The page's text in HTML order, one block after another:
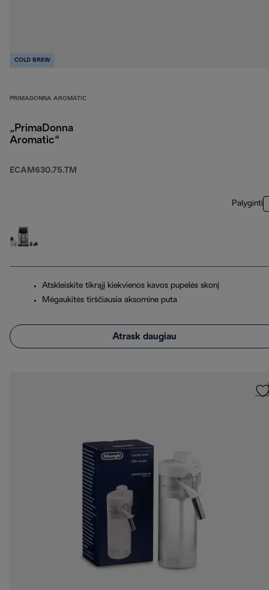
COLD BREW
PRIMADONNA AROMATIC
„PrimaDonna
Aromatic“
ECAM630.75.TM
Palyginti
Atskleiskite tikrąjį kiekvienos kavos pupelės skonį
Mėgaukitės tirščiausia aksomine puta
Atrask daugiau